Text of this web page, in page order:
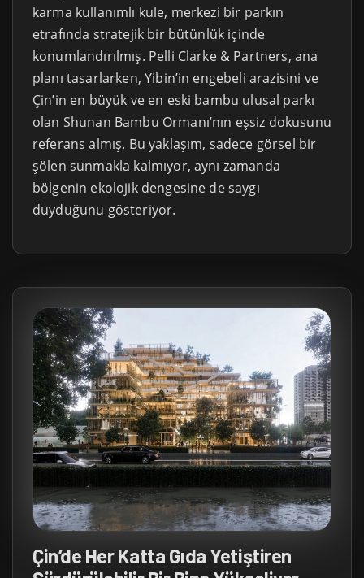
karma kullanımlı kule, merkezi bir parkın
etrafında stratejik bir bütünlük içinde
konumlandırılmış. Pelli Clarke & Partners, ana
planı tasarlarken, Yibin’in engebeli arazisini ve
Çin’in en büyük ve en eski bambu ulusal parkı
olan Shunan Bambu Ormanı’nın eşsiz dokusunu
referans almış. Bu yaklaşım, sadece görsel bir
şölen sunmakla kalmıyor, aynı zamanda
bölgenin ekolojik dengesine de saygı
duyduğunu gösteriyor.
Çin’de Her Katta Gıda Yetiştiren